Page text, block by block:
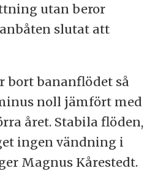
utan beror
slutat att
bort bananflödet så
noll jämfört med
året. Stabila flöden,
ingen vändning i
Magnus Kårestedt.